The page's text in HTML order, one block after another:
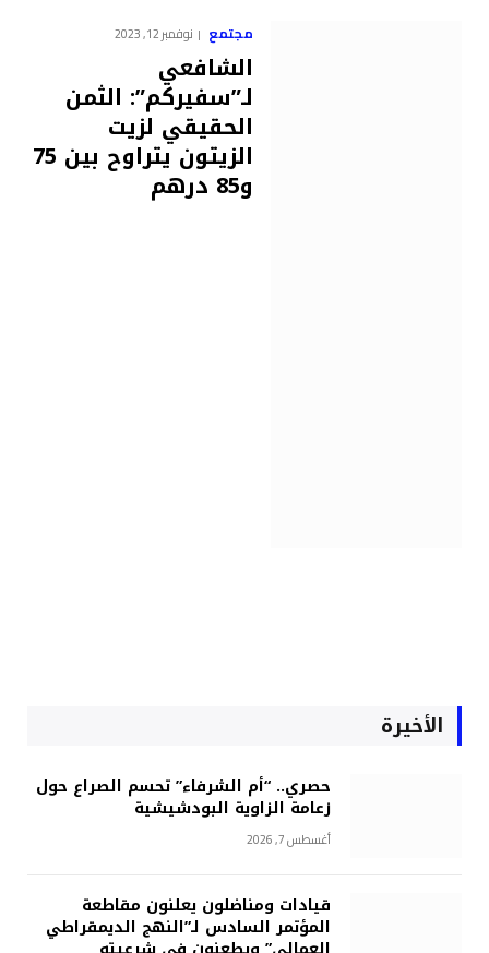
مجتمع نوفمبر 12, 2023
الشافعي
لـ”سفيركم”: الثمن
الحقيقي لزيت
الزيتون يتراوح بين 75
و85 درهم
الأخيرة
حصري.. “أم الشرفاء” تحسم الصراع حول
زعامة الزاوية البودشيشية
أغسطس 7, 2026
قيادات ومناضلون يعلنون مقاطعة
المؤتمر السادس لـ”النهج الديمقراطي